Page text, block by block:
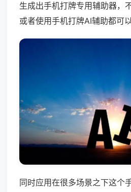
生成出手机打牌专用辅助器，
或者使用手机打牌AI辅助都可
同时应用在很多场景之下这个